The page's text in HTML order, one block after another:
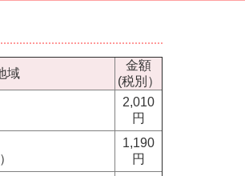
域
金額
(税別）
2,010
円
1,190
円